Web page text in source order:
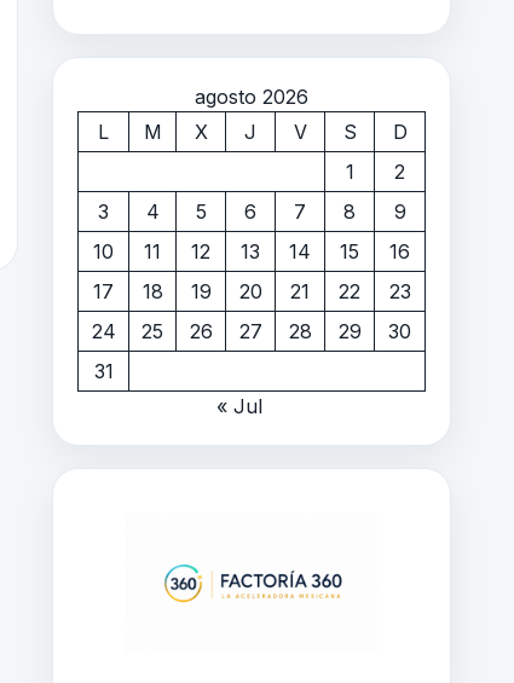
agosto 2026
L
M X J V S
D
1
2
3
4 5 6 7 8
9
10
11 12 13 14 15
16
17
18 19 20 21 22
23
24
25 26 27 28 29
30
31
« Jul